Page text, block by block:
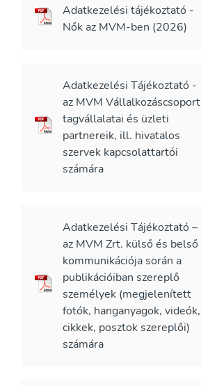
Adatkezelési tájékoztató -
Nők az MVM-ben (2026)
Adatkezelési Tájékoztató -
az MVM Vállalkozáscsoport
tagvállalatai és üzleti
partnereik, ill. hivatalos
szervek kapcsolattartói
számára
Adatkezelési Tájékoztató –
az MVM Zrt. külső és belső
kommunikációja során a
publikációiban szereplő
személyek (megjelenített
fotók, hanganyagok, videók,
cikkek, posztok szereplői)
számára